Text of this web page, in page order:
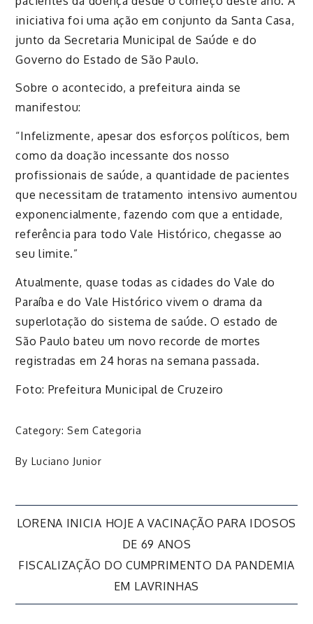
iniciativa foi uma ação em conjunto da Santa Casa,
junto da Secretaria Municipal de Saúde e do
Governo do Estado de São Paulo.
Sobre o acontecido, a prefeitura ainda se
manifestou:
“Infelizmente, apesar dos esforços políticos, bem
como da doação incessante dos nosso
profissionais de saúde, a quantidade de pacientes
que necessitam de tratamento intensivo aumentou
exponencialmente, fazendo com que a entidade,
referência para todo Vale Histórico, chegasse ao
seu limite.”
Atualmente, quase todas as cidades do Vale do
Paraíba e do Vale Histórico vivem o drama da
superlotação do sistema de saúde. O estado de
São Paulo bateu um novo recorde de mortes
registradas em 24 horas na semana passada.
Foto: Prefeitura Municipal de Cruzeiro
Category: Sem Categoria
By Luciano Junior
Navegação
de
Post
LORENA INICIA HOJE A VACINAÇÃO PARA IDOSOS
DE 69 ANOS
FISCALIZAÇÃO DO CUMPRIMENTO DA PANDEMIA
EM LAVRINHAS